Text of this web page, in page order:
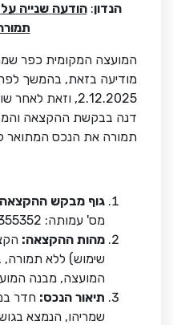
הנדון:הודעה שנייה על
המועצה המקומית כפר
מודיעה בזאת, בהמשך
2.12.2025, וזאת
דנה בבקשת ההקצאה
תמורה את הנכס המתואר
גוף מבקש ההקצאה
מס' עמותה: 580355352.
מהות ההקצאה:
שימוש) ללא תמורה,
המועצה, מבנה
תיאור הנכס: חדר